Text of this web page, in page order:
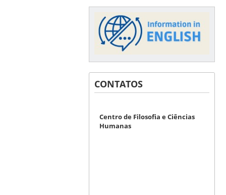
CONTATOS
Centro de Filosofia e Ciências
Humanas